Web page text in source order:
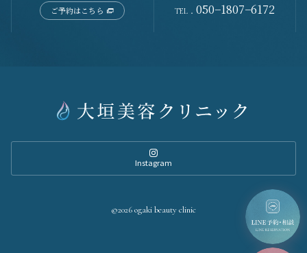
ご予約はこちら TEL． 050−1807−6172
Instagram
©2026 ogaki beauty clinic